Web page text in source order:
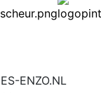
ENZO.NL